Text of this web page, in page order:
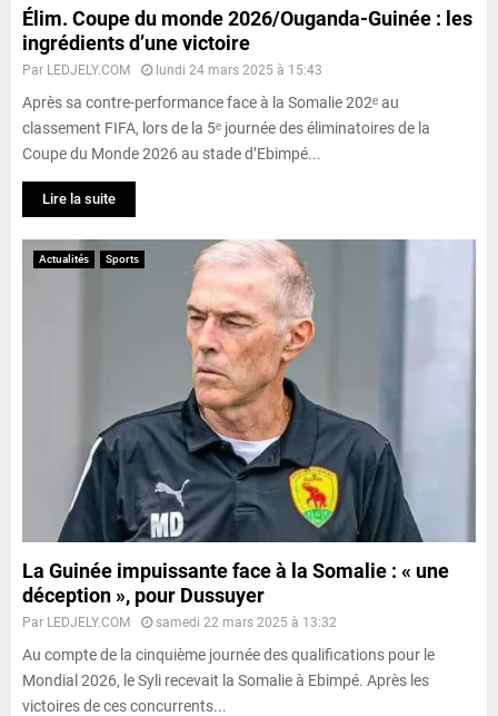
Élim. Coupe du monde 2026/Ouganda-Guinée : les
ingrédients d’une victoire
Par LEDJELY.COM lundi 24 mars 2025 à 15:43
Après sa contre-performance face à la Somalie 202ᵉ au
classement FIFA, lors de la 5ᵉ journée des éliminatoires de la
Coupe du Monde 2026 au stade d’Ebimpé...
Lire la suite
Actualités Sports
La Guinée impuissante face à la Somalie : « une
déception », pour Dussuyer
Par LEDJELY.COM samedi 22 mars 2025 à 13:32
Au compte de la cinquième journée des qualifications pour le
Mondial 2026, le Syli recevait la Somalie à Ebimpé. Après les
victoires de ces concurrents...